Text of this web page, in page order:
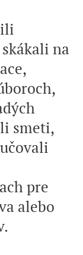
na
smeti,
pre
alebo